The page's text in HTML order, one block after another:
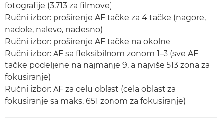
fotografije (3.713 za filmove)
Ručni izbor: proširenje AF tačke za 4 tačke (nagore,
nadole, nalevo, nadesno)
Ručni izbor: proširenje AF tačke na okolne
Ručni izbor: AF sa fleksibilnom zonom 1–3 (sve AF
tačke podeljene na najmanje 9, a najviše 513 zona za
fokusiranje)
Ručni izbor: AF za celu oblast (cela oblast za
fokusiranje sa maks. 651 zonom za fokusiranje)